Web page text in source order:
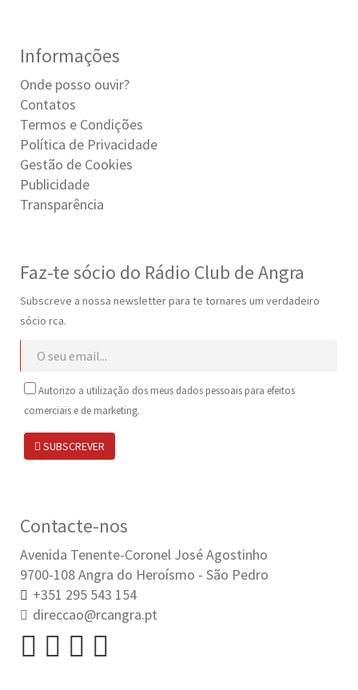
Informações
Onde posso ouvir?
Contatos
Termos e Condições
Política de Privacidade
Gestão de Cookies
Publicidade
Transparência
Faz-te sócio do Rádio Club de Angra
Subscreve a nossa newsletter para te tornares um verdadeiro
sócio rca.
Autorizo a utilização dos meus dados pessoais para efeitos
comerciais e de marketing.
SUBSCREVER
Contacte-nos
Avenida Tenente-Coronel José Agostinho
9700-108 Angra do Heroísmo - São Pedro
+351 295 543 154
direccao@rcangra.pt